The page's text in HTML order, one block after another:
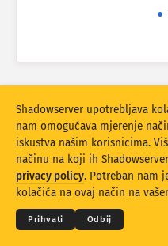
Stacking Složeno
Ažuriraj
© 2026THE
Privatnost i Uvjeti
Shadowserver upotrebljava
nam omogućava mjerenje
iskustva našim korisnicima.
načinu na koji ih
privacy policy. Potreban nam
kolačića na ovaj način na
Prihvati Odbij